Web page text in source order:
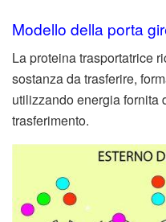
Modello della porta
La proteina trasportatrice
sostanza da trasferire,
utilizzando energia fornita
trasferimento.